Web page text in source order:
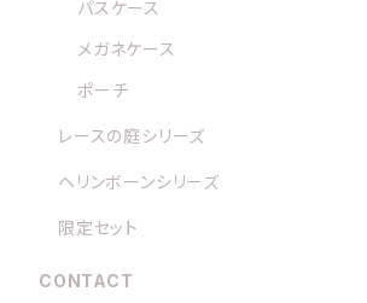
パスケース
メガネケース
ポーチ
レースの庭シリーズ
ヘリンボーンシリーズ
限定セット
CONTACT